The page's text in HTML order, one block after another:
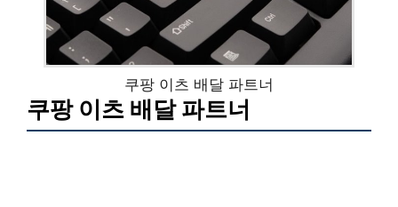
쿠팡 이츠 배달 파트너
쿠팡 이츠 배달 파트너